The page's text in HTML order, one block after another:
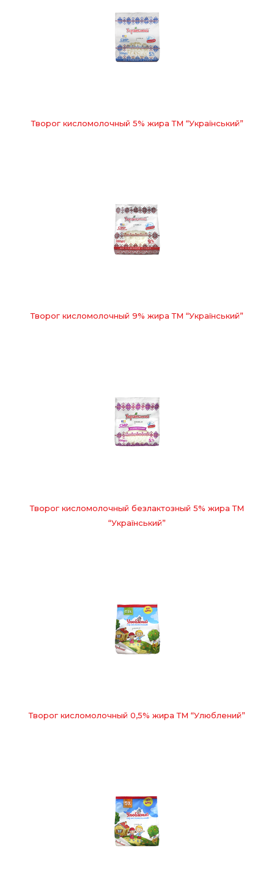
Творог кисломолочный 5% жира ТМ “Український”
Творог кисломолочный 9% жира ТМ “Український”
Творог кисломолочный безлактозный 5% жира ТМ
“Український”
Творог кисломолочный 0,5% жира ТМ “Улюблений”